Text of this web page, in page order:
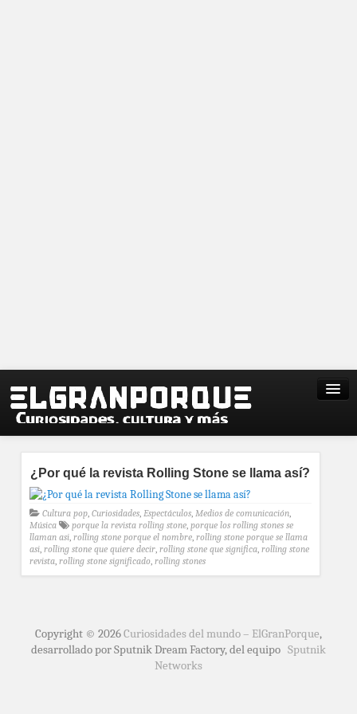
¿Por qué la revista Rolling Stone se llama así?
Cultura pop, Curiosidades, Espectáculos, Medios de comunicación,
Música
porque la revista rolling stone, porque los rolling stones se
llaman asi, rolling stone porque el nombre, rolling stone porque se llama
asi, rolling stone que quiere decir, rolling stone que significa, rolling stone
revista, rolling stone significado, rolling stones
Copyright © 2026Curiosidades del mundo – ElGranPorque,
desarrollado por Sputnik Dream Factory, del equipo Sputnik
Networks